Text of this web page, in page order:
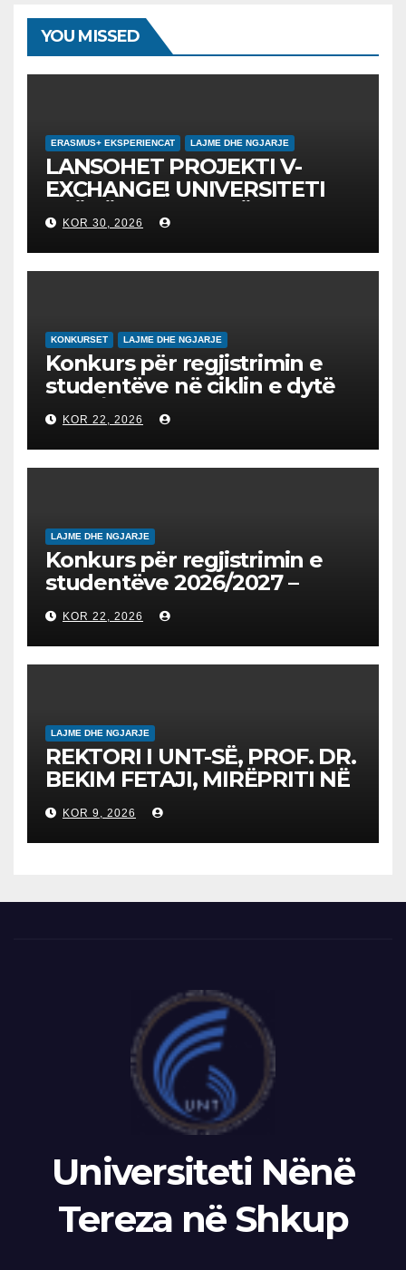
YOU MISSED
ERASMUS+ EKSPERIENCAT LAJME DHE NGJARJE
LANSOHET PROJEKTI V-
EXCHANGE! UNIVERSITETI
“NËNË TEREZA” NË SHKUP
UDHËHEQ NISMËN
NDËRKOMBËTARE PËR
EDUKIMIN DIGJITAL DHE
KOR 30, 2026
KONKURSET LAJME DHE NGJARJE
Konkurs për regjistrimin e
studentëve në ciklin e dytë
2026/2027 – Конкурс за
запишување на студенти
на втор циклус студии за
2026/2027
KOR 22, 2026
LAJME DHE NGJARJE
Konkurs për regjistrimin e
studentëve 2026/2027 –
Конкурс за запишување на
студенти за 2026/2027
KOR 22, 2026
LAJME DHE NGJARJE
REKTORI I UNT-SË, PROF. DR.
BEKIM FETAJI, MIRËPRITI NË
TAKIM ZYRTAR DREJTORIN E
SH.A MEPSO, DR. BURIM
LATIFIN
KOR 9, 2026
Universiteti Nënë
Tereza në Shkup